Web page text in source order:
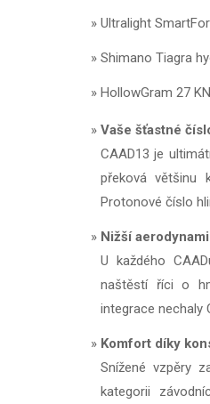
Ultralight
Shimano Tiagra
HollowGram 27
Vaše šťastné
CAAD13 je
překová většinu
Protonové číslo
Nižší
U každého
naštěstí říci o
integrace nechaly
Komfort díky
Snížené vzpěry
kategorii